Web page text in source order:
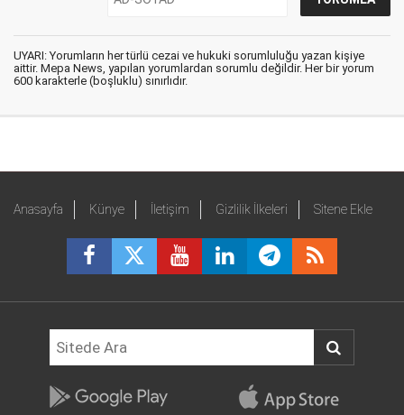
UYARI: Yorumların her türlü cezai ve hukuki sorumluluğu yazan kişiye
aittir. Mepa News, yapılan yorumlardan sorumlu değildir. Her bir yorum
600 karakterle (boşluklu) sınırlıdır.
Anasayfa Künye İletişim Gizlilik İlkeleri Sitene Ekle